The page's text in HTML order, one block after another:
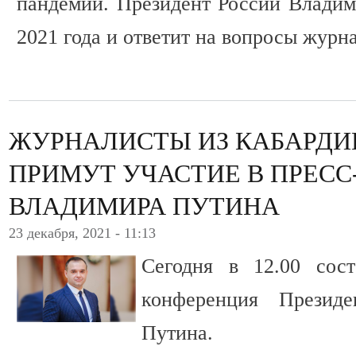
2021 года и ответит на вопросы
ЖУРНАЛИСТЫ ИЗ
ПРИМУТ УЧАСТИЕ В
ВЛАДИМИРА ПУТИНА
23 декабря, 2021 - 11:13
Сегодня в 12.00
конференция
Путина.